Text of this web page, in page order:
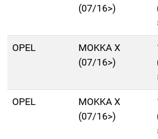
(07/16>)
OPEL
MOKKA X
(07/16>)
OPEL
MOKKA X
(07/16>)